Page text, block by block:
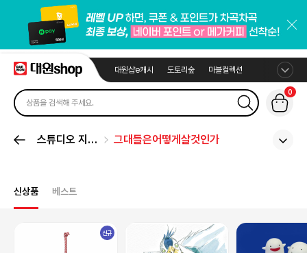
대원샵e캐시 도토리숲 마블컬렉션
0
스튜디오 지브
그대들은어떻게살것인가
신상품 베스트
신규